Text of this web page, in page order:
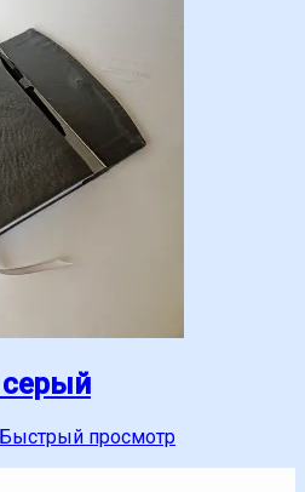
Быстрый просмотр